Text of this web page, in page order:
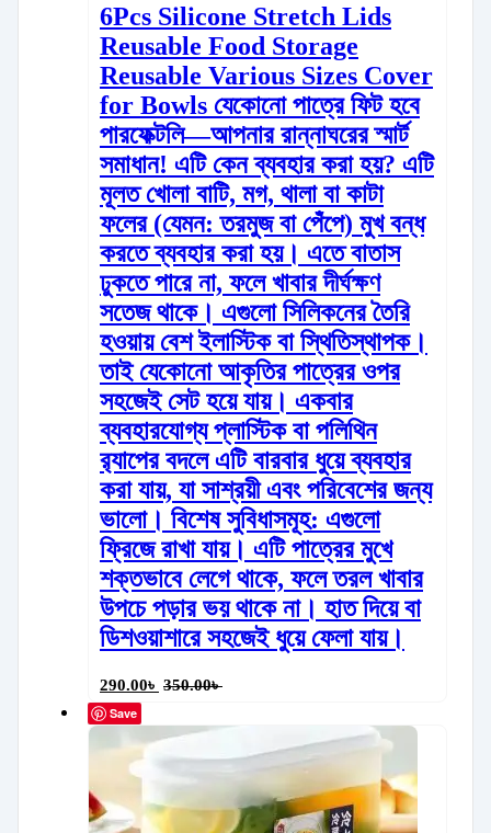
6Pcs Silicone Stretch Lids
Reusable Food Storage
Reusable Various Sizes Cover
for Bowls যেকোনো পাত্রে ফিট হবে
পারফেক্টলি—আপনার রান্নাঘরের স্মার্ট
সমাধান! এটি কেন ব্যবহার করা হয়? এটি
মূলত খোলা বাটি, মগ, থালা বা কাটা
ফলের (যেমন: তরমুজ বা পেঁপে) মুখ বন্ধ
করতে ব্যবহার করা হয়। এতে বাতাস
ঢুকতে পারে না, ফলে খাবার দীর্ঘক্ষণ
সতেজ থাকে। এগুলো সিলিকনের তৈরি
হওয়ায় বেশ ইলাস্টিক বা স্থিতিস্থাপক।
তাই যেকোনো আকৃতির পাত্রের ওপর
সহজেই সেট হয়ে যায়। একবার
ব্যবহারযোগ্য প্লাস্টিক বা পলিথিন
র‍্যাপের বদলে এটি বারবার ধুয়ে ব্যবহার
করা যায়, যা সাশ্রয়ী এবং পরিবেশের জন্য
ভালো। বিশেষ সুবিধাসমূহ: এগুলো
ফ্রিজে রাখা যায়। এটি পাত্রের মুখে
শক্তভাবে লেগে থাকে, ফলে তরল খাবার
উপচে পড়ার ভয় থাকে না। হাত দিয়ে বা
ডিশওয়াশারে সহজেই ধুয়ে ফেলা যায়।
290.00৳ 350.00৳
Save